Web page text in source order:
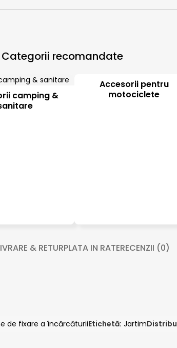
Categorii recomandate
camping &
Accesorii pentru
motociclete
& RETURPLATA IN RATERECENZII (0)
de fixare a încărcăturiiEtichetă: Jartim